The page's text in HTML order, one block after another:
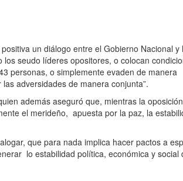
un diálogo entre el Gobierno Nacional y
seudo líderes opositores, o colocan
personas, o simplemente evaden de manera
adversidades de manera conjunta”.
además aseguró que, mientras la oposición
el merideño, apuesta por la paz, la
que para nada implica hacer pactos a
lo estabilidad política, económica y social